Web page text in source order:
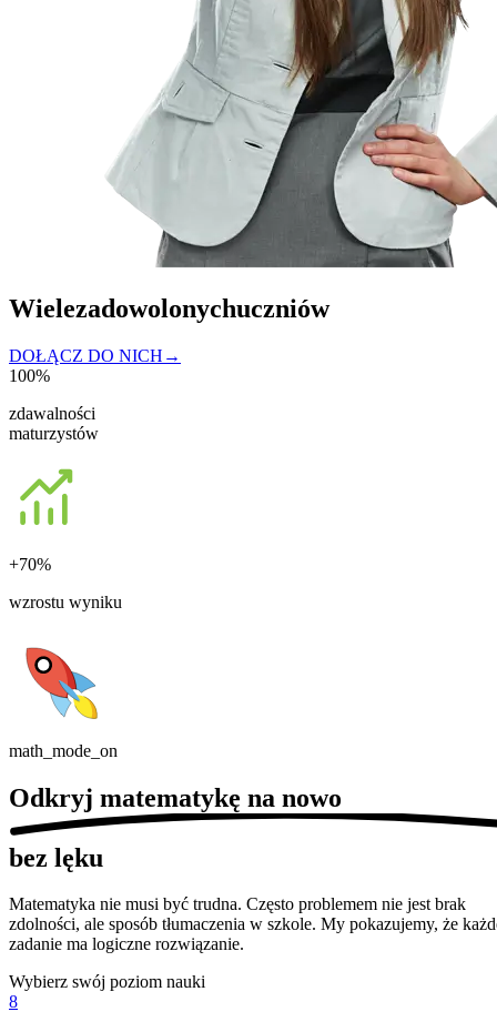
Wielezadowolonychuczniów
DOŁĄCZ DO NICH →
100%
zdawalności
maturzystów
+70%
wzrostu wyniku
math_mode_on
Odkryj matematykę na nowo
bez lęku
Matematyka nie musi być trudna. Często problemem nie jest brak
zdolności, ale sposób tłumaczenia w szkole. My pokazujemy, że
zadanie ma logiczne rozwiązanie.
Wybierz swój poziom nauki
8